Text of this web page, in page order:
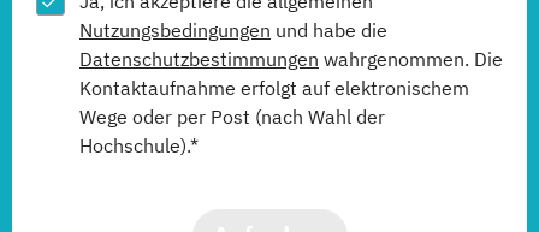
Nutzungsbedingungen und habe die
Datenschutzbestimmungen wahrgenommen. Die
Kontaktaufnahme erfolgt auf elektronischem
Wege oder per Post (nach Wahl der
Hochschule).*